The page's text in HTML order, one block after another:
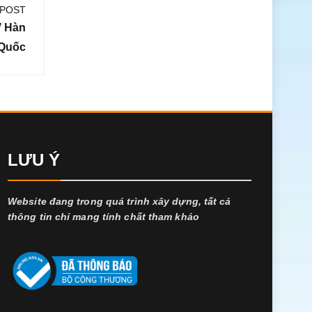
Hàn
LƯU Ý
Website đang trong quá trình xây dựng, tất cả
thông tin chỉ mang tính chất tham khảo